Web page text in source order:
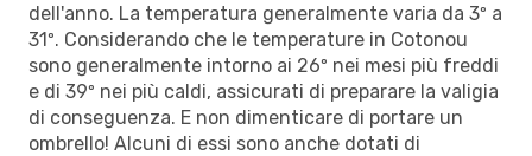
dell'anno. La temperatura generalmente varia da 3º a
31º. Considerando che le temperature in Cotonou
sono generalmente intorno ai 26º nei mesi più freddi
e di 39º nei più caldi, assicurati di preparare la valigia
di conseguenza. E non dimenticare di portare un
ombrello! Alcuni di essi sono anche dotati di